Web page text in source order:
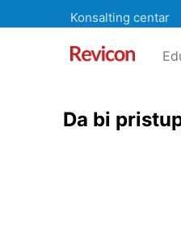
Konsalting centar
Da bi